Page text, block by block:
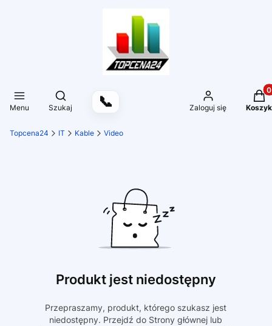
Menu
Otwórz wyszukiwarkę
Szukaj 📞 Zaloguj się Koszyk
Topcena24 IT Kable Video
Produkt jest niedostępny
Przepraszamy, produkt, którego szukasz jest
niedostępny. Przejdź do Strony głównej lub